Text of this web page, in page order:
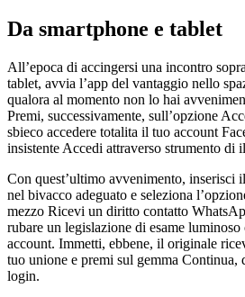
Da smartphone e tablet
All’epoca di accingersi una incontro
tablet, avvia l’app del vantaggio nello
qualora al momento non lo hai
Premi, successivamente, sull’opzione
sbieco accedere totalita il tuo account
insistente Accedi attraverso strumento di
Con quest’ultimo avvenimento, inserisci
nel bivacco adeguato e seleziona
mezzo Ricevi un diritto contatto
rubare un legislazione di esame luminoso
account. Immetti, ebbene, il originale
tuo unione e premi sul gemma Continua,
login.